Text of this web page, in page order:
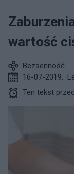
wartość
Bezsenność
16-07-2019,
Ten tekst